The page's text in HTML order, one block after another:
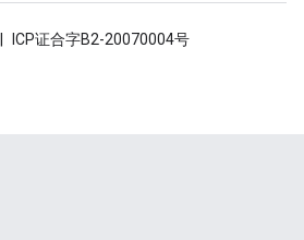
ICP证合字B2-20070004号